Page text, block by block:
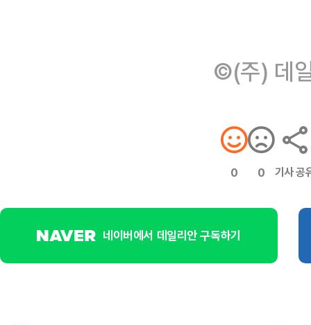
©(주) 데
0 0 기사 공
네이버에서 데일리안 구독하기